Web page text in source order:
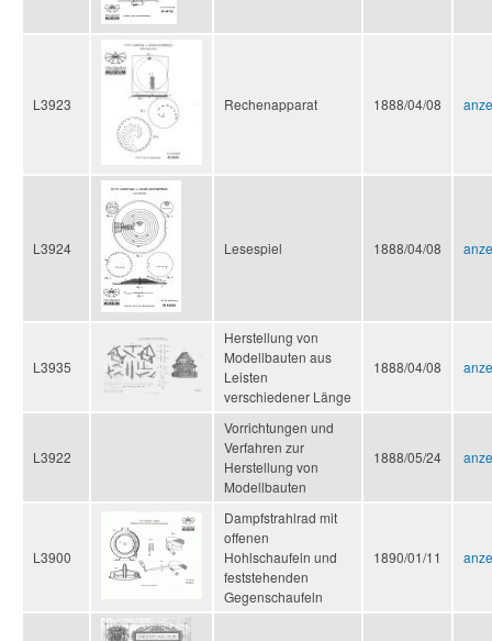
L3923 Rechenapparat 1888/04/08
L3924 Lesespiel 1888/04/08
L3935
Herstellung von
Modellbauten aus
Leisten
verschiedener Länge
1888/04/08
L3922
Vorrichtungen und
Verfahren zur
Herstellung von
Modellbauten
1888/05/24
L3900
Dampfstrahlrad mit
offenen
Hohlschaufeln und
feststehenden
Gegenschaufeln
1890/01/11